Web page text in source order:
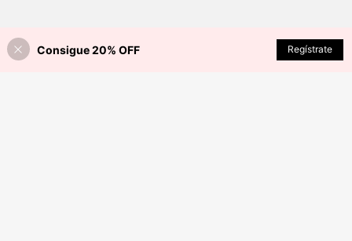
¡10% DE DESCUENTO! AÑADIR A LA BOLSA
Consigue 20% OFF Regístrate